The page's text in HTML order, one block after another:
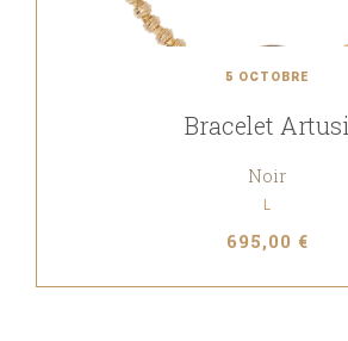
5 OCTOBRE
Bracelet Artusi
Noir
695,00 €